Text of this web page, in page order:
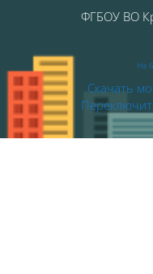
ФГБОУ ВО
На
Скачать